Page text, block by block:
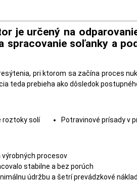
je určený na
spracovanie soľanky a
pri ktorom sa začína proces
teda prebieha ako dôsledok
roztoky solí Potravinové prísady v
výrobných procesov
stabilne a bez porúch
údržbu a šetrí prevádzkové